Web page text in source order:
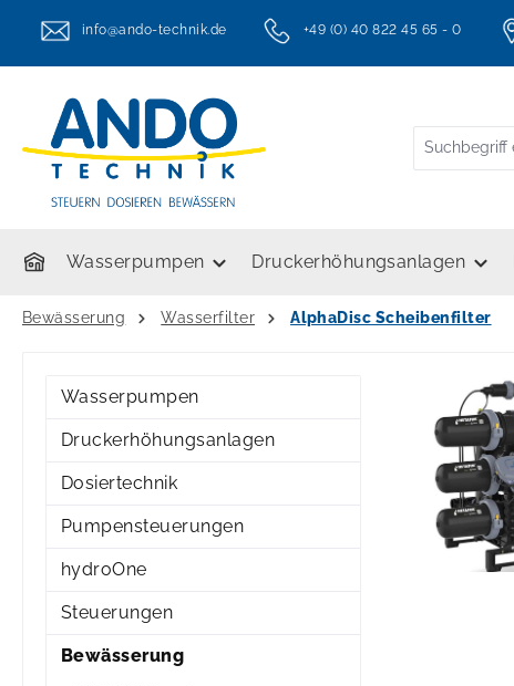
Zur Hauptnavigation springen
info@ando-technik.de +49 (0) 40 822 45 65 - 0
twt.header.serviceHotlineText
Wasserpumpen Druckerhöhungsanlagen
Bewässerung Wasserfilter AlphaDisc Scheibenfilter
Wasserpumpen
Druckerhöhungsanlagen
Dosiertechnik
Pumpensteuerungen
hydroOne
Steuerungen
Bewässerung